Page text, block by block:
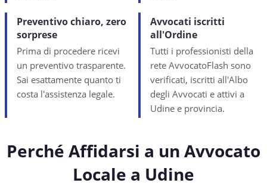
Preventivo chiaro, zero
sorprese
Prima di procedere ricevi
un preventivo trasparente.
Sai esattamente quanto ti
costa l'assistenza legale.
Avvocati iscritti
all'Ordine
Tutti i professionisti della
rete AvvocatoFlash sono
verificati, iscritti all'Albo
degli Avvocati e attivi a
Udine e provincia.
Perché Affidarsi a un Avvocato
Locale a Udine